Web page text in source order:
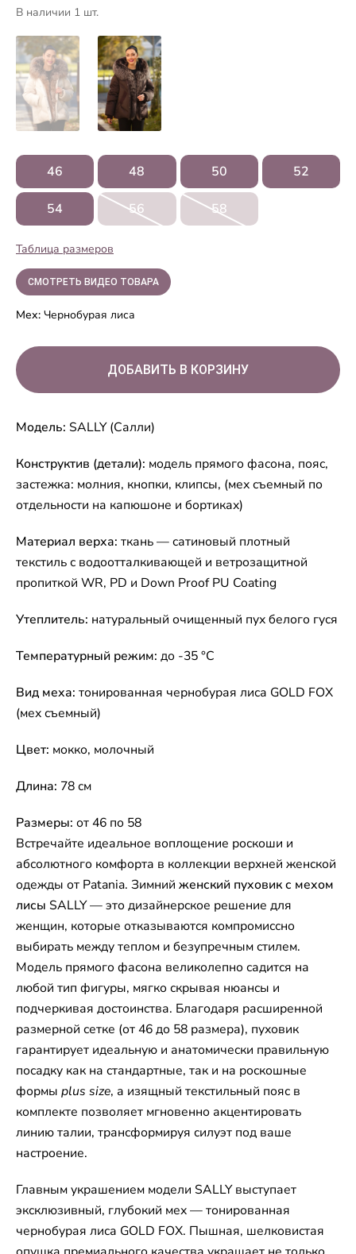
В наличии 1 шт.
46 48 50 52
54 56 58
Таблица размеров
СМОТРЕТЬ ВИДЕО ТОВАРА
Мех: Чернобурая лиса
Модель: SALLY (Салли)
Конструктив (детали): модель прямого фасона, пояс,
застежка: молния, кнопки, клипсы, (мех съемный по
отдельности на капюшоне и бортиках)
Материал верха: ткань — сатиновый плотный
текстиль с водоотталкивающей и ветрозащитной
пропиткой WR, PD и Down Proof PU Coating
Утеплитель: натуральный очищенный пух белого гуся
Температурный режим: до -35 °C
Вид меха: тонированная чернобурая лиса GOLD FOX
(мех съемный)
Цвет: мокко, молочный
Длина: 78 см
Размеры: от 46 по 58
Встречайте идеальное воплощение роскоши и
абсолютного комфорта в коллекции верхней женской
одежды от Patania. Зимний женский пуховик с мехом
лисы SALLY — это дизайнерское решение для
женщин, которые отказываются компромиссно
выбирать между теплом и безупречным стилем.
Модель прямого фасона великолепно садится на
любой тип фигуры, мягко скрывая нюансы и
подчеркивая достоинства. Благодаря расширенной
размерной сетке (от 46 до 58 размера), пуховик
гарантирует идеальную и анатомически правильную
посадку как на стандартные, так и на роскошные
формы plus size, а изящный текстильный пояс в
комплекте позволяет мгновенно акцентировать
линию талии, трансформируя силуэт под ваше
настроение.
Главным украшением модели SALLY выступает
эксклюзивный, глубокий мех — тонированная
чернобурая лиса GOLD FOX. Пышная, шелковистая